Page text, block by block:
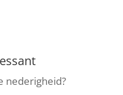
nederigheid?